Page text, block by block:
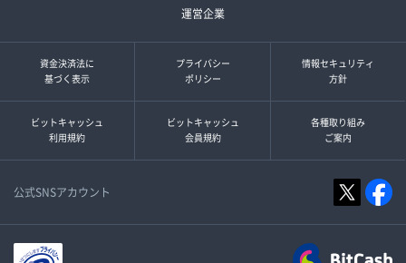
運営企業
資金決済法に
基づく表示
プライバシー
ポリシー
情報セキュリティ
方針
ビットキャッシュ
利用規約
ビットキャッシュ
会員規約
各種取り組み
ご案内
公式SNSアカウント